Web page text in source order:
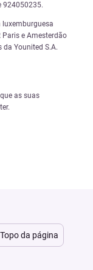
924050235.
luxemburguesa
e Amesterdão
da Younited S.A.
as suas
Topo da página